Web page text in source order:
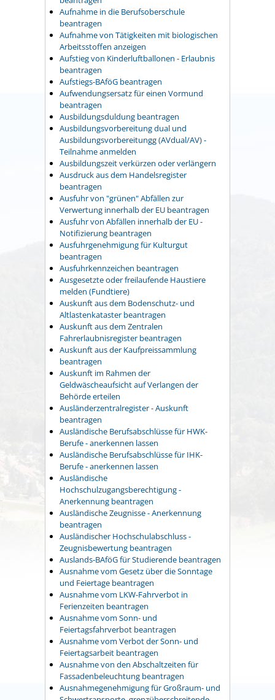
Aufnahme in die Berufsoberschule
beantragen
Aufnahme von Tätigkeiten mit biologischen
Arbeitsstoffen anzeigen
Aufstieg von Kinderluftballonen - Erlaubnis
beantragen
Aufstiegs-BAföG beantragen
Aufwendungsersatz für einen Vormund
beantragen
Ausbildungsduldung beantragen
Ausbildungsvorbereitung dual und
Ausbildungsvorbereitungg (AVdual/AV) -
Teilnahme anmelden
Ausbildungszeit verkürzen oder verlängern
Ausdruck aus dem Handelsregister
beantragen
Ausfuhr von "grünen" Abfällen zur
Verwertung innerhalb der EU beantragen
Ausfuhr von Abfällen innerhalb der EU -
Notifizierung beantragen
Ausfuhrgenehmigung für Kulturgut
beantragen
Ausfuhrkennzeichen beantragen
Ausgesetzte oder freilaufende Haustiere
melden (Fundtiere)
Auskunft aus dem Bodenschutz- und
Altlastenkataster beantragen
Auskunft aus dem Zentralen
Fahrerlaubnisregister beantragen
Auskunft aus der Kaufpreissammlung
beantragen
Auskunft im Rahmen der
Geldwäscheaufsicht auf Verlangen der
Behörde erteilen
Ausländerzentralregister - Auskunft
beantragen
Ausländische Berufsabschlüsse für HWK-
Berufe - anerkennen lassen
Ausländische Berufsabschlüsse für IHK-
Berufe - anerkennen lassen
Ausländische
Hochschulzugangsberechtigung -
Anerkennung beantragen
Ausländische Zeugnisse - Anerkennung
beantragen
Ausländischer Hochschulabschluss -
Zeugnisbewertung beantragen
Auslands-BAföG für Studierende beantragen
Ausnahme vom Gesetz über die Sonntage
und Feiertage beantragen
Ausnahme vom LKW-Fahrverbot in
Ferienzeiten beantragen
Ausnahme vom Sonn- und
Feiertagsfahrverbot beantragen
Ausnahme vom Verbot der Sonn- und
Feiertagsarbeit beantragen
Ausnahme von den Abschaltzeiten für
Fassadenbeleuchtung beantragen
Ausnahmegenehmigung für Großraum- und